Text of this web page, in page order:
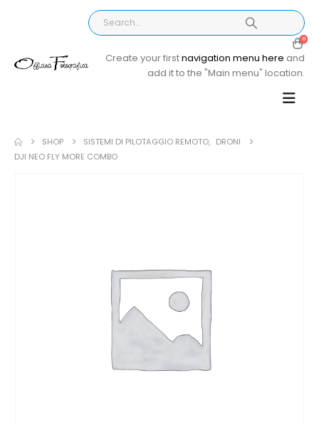
0
Create your firstnavigation menu here and
add it to the "Main menu" location.
SHOP SISTEMI DI PILOTAGGIO REMOTO, DRONI
DJI NEO FLY MORE COMBO